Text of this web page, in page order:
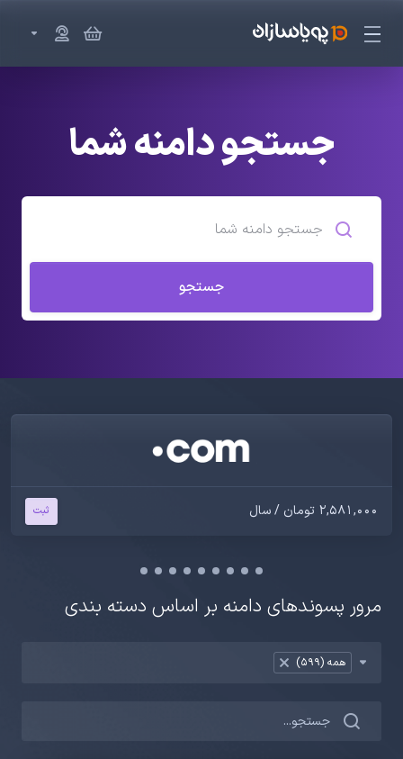
جستجو دامنه شما
جستجو
2,581,000 تومان / سال ثبت
مرور پسوندهای دامنه بر اساس دسته بندی
Table Filter
همه (599) ×